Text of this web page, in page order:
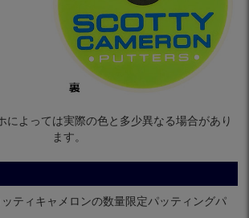
によっては実際の色と多少異なる場合があり
ます。
ティキャメロンの数量限定パッティングパ